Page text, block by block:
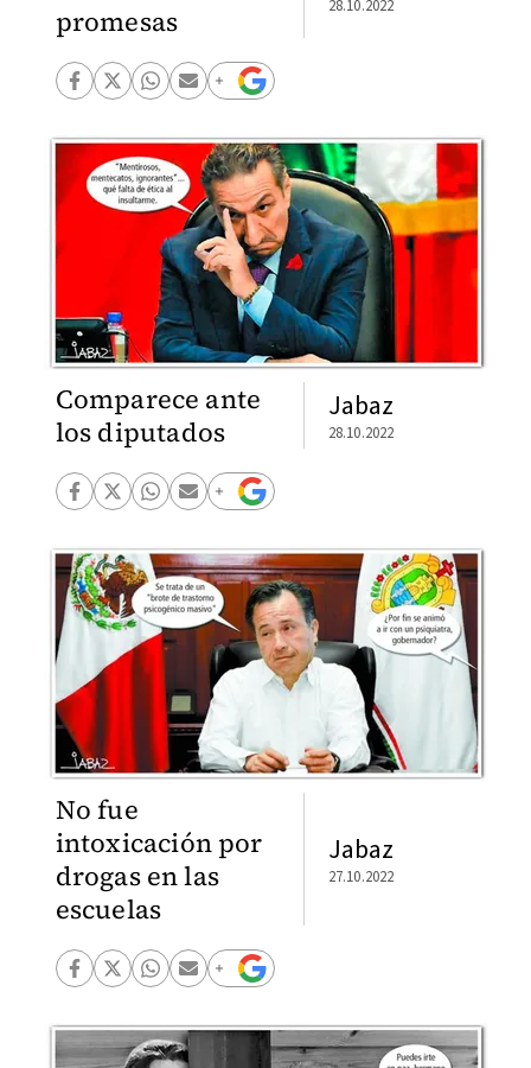
promesas
28.10.2022
Comparece ante
los diputados
Jabaz
28.10.2022
No fue
intoxicación por
drogas en las
escuelas
Jabaz
27.10.2022